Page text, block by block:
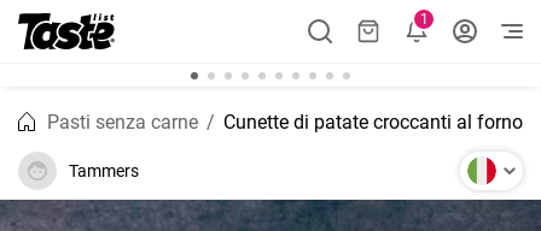
1
Pasti senza carne Cunette di patate croccanti al forno
Tammers